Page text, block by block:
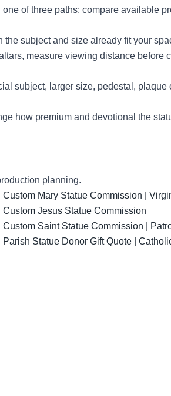
of three paths: compare available
subject and size already fit your
measure viewing distance before
subject, larger size, pedestal, plaque
how premium and devotional the
planning.
Custom Mary Statue Commission |
Custom Jesus Statue Commission
Custom Saint Statue Commission |
Parish Statue Donor Gift Quote |